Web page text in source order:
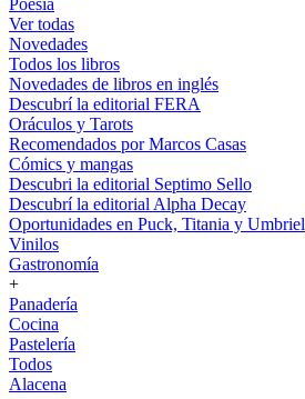
Poesía
Ver todas
Novedades
Todos los libros
Novedades de libros en inglés
Descubrí la editorial FERA
Oráculos y Tarots
Recomendados por Marcos Casas
Cómics y mangas
Descubri la editorial Septimo Sello
Descubrí la editorial Alpha Decay
Oportunidades en Puck, Titania y Umbriel
Vinilos
Gastronomía
+
Panadería
Cocina
Pastelería
Todos
Alacena